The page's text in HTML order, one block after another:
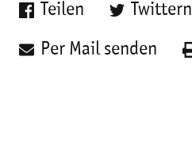
Teilen Twittern
Per Mail senden